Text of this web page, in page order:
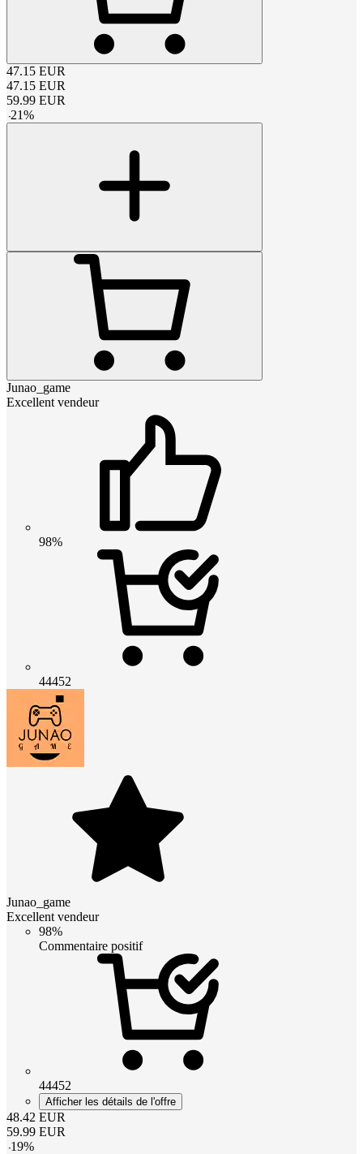
47.15 EUR
47.15 EUR
59.99 EUR
-21%
Junao_game
Excellent vendeur
98%
44452
Junao_game
Excellent vendeur
98%
Commentaire positif
44452
Afficher les détails de l'offre
48.42 EUR
59.99 EUR
-19%